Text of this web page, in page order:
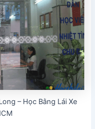
– Học Bằng Lái Xe